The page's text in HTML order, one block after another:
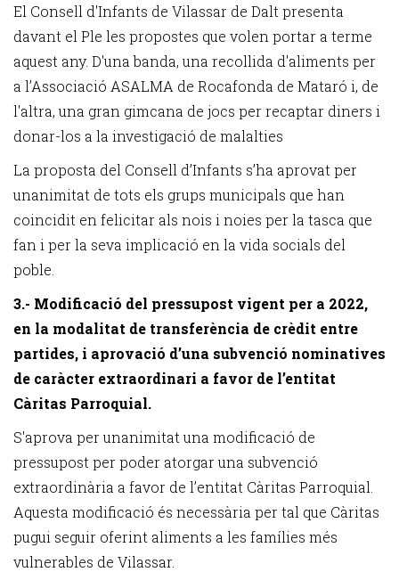
El Consell d'Infants de Vilassar de Dalt presenta
davant el Ple les propostes que volen portar a terme
aquest any. D'una banda, una recollida d'aliments per
a l’Associació ASALMA de Rocafonda de Mataró i, de
l'altra, una gran gimcana de jocs per recaptar diners i
donar-los a la investigació de malalties
La proposta del Consell d’Infants s’ha aprovat per
unanimitat de tots els grups municipals que han
coincidit en felicitar als nois i noies per la tasca que
fan i per la seva implicació en la vida socials del
poble.
3.- Modificació del pressupost vigent per a 2022,
en la modalitat de transferència de crèdit entre
partides, i aprovació d’una subvenció nominatives
de caràcter extraordinari a favor de l’entitat
Càritas Parroquial.
S'aprova per unanimitat una modificació de
pressupost per poder atorgar una subvenció
extraordinària a favor de l’entitat Càritas Parroquial.
Aquesta modificació és necessària per tal que Càritas
pugui seguir oferint aliments a les famílies més
vulnerables de Vilassar.